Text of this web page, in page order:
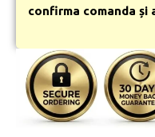
confirma comanda